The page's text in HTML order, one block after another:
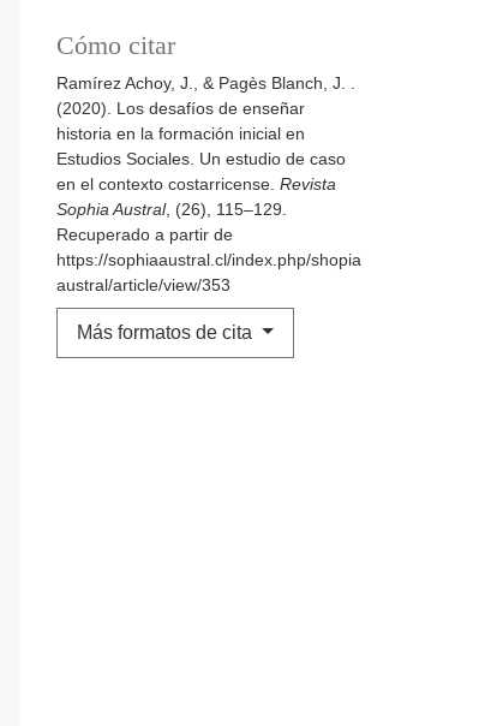
Cómo citar
Ramírez Achoy, J., & Pagès Blanch, J. .
(2020). Los desafíos de enseñar
historia en la formación inicial en
Estudios Sociales. Un estudio de caso
en el contexto costarricense. Revista
Sophia Austral, (26), 115–129.
Recuperado a partir de
https://sophiaaustral.cl/index.php/shopia
austral/article/view/353
Más formatos de cita